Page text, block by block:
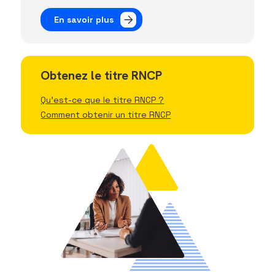
En savoir plus
Obtenez le titre RNCP
Qu'est-ce que le titre RNCP ?
Comment obtenir un titre RNCP